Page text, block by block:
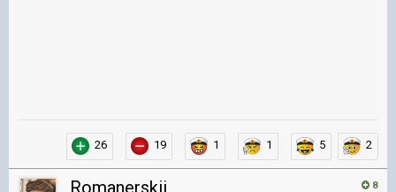
26 19 1 1 5 2
8
Romanerskii